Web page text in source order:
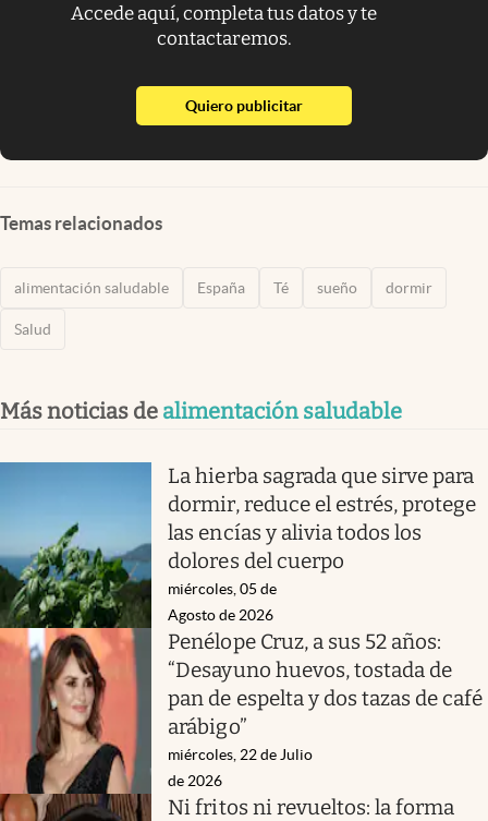
Accede aquí, completa tus datos y te
contactaremos.
Quiero publicitarabre en nueva pestaña
Temas relacionados
alimentación saludable España Té sueño dormir
Salud
Más noticias de alimentación saludable
La hierba sagrada que sirve para
dormir, reduce el estrés, protege
las encías y alivia todos los
dolores del cuerpo
miércoles, 05 de
Agosto de 2026
Penélope Cruz, a sus 52 años:
“Desayuno huevos, tostada de
pan de espelta y dos tazas de café
arábigo”
miércoles, 22 de Julio
de 2026
Ni fritos ni revueltos: la forma